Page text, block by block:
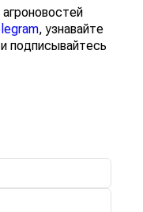
, узнавайте
и подписывайтесь